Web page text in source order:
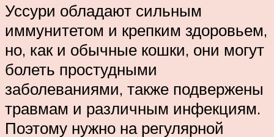
Уссури обладают сильным
иммунитетом и крепким здоровьем,
но, как и обычные кошки, они могут
болеть простудными
заболеваниями, также подвержены
травмам и различным инфекциям.
Поэтому нужно на регулярной